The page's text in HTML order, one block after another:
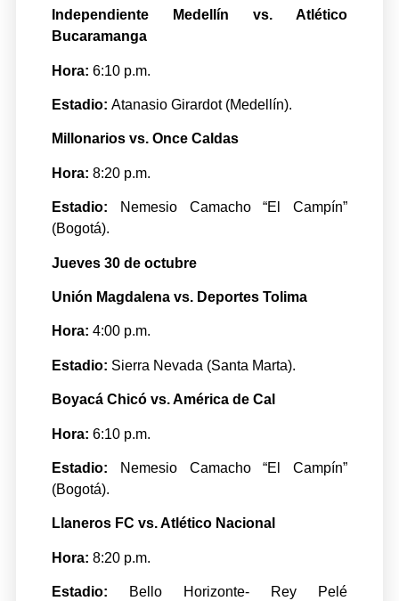
Independiente Medellín vs. Atlético
Bucaramanga
Hora: 6:10 p.m.
Estadio: Atanasio Girardot (Medellín).
Millonarios vs. Once Caldas
Hora: 8:20 p.m.
Estadio:
Nemesio Camacho “El Campín”
(Bogotá).
Jueves 30 de octubre
Unión Magdalena vs. Deportes Tolima
Hora: 4:00 p.m.
Estadio: Sierra Nevada (Santa Marta).
Boyacá Chicó vs. América de Cal
Hora: 6:10 p.m.
Estadio:
Nemesio Camacho “El Campín”
(Bogotá).
Llaneros FC vs. Atlético Nacional
Hora: 8:20 p.m.
Estadio:
Bello Horizonte- Rey Pelé